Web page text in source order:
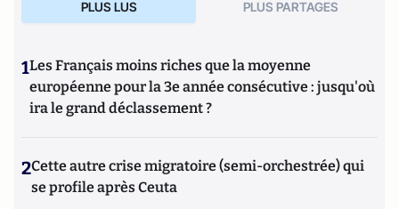
PLUS LUS PLUS PARTAGES
1Les Français moins riches que la moyenne
européenne pour la 3e année consécutive : jusqu'où
ira le grand déclassement ?
2Cette autre crise migratoire (semi-orchestrée) qui
se profile après Ceuta